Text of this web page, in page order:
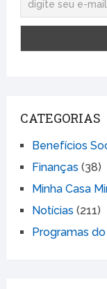
CATEGORIAS
Benefícios
Finanças (38)
Minha Casa
Notícias (211)
Programas